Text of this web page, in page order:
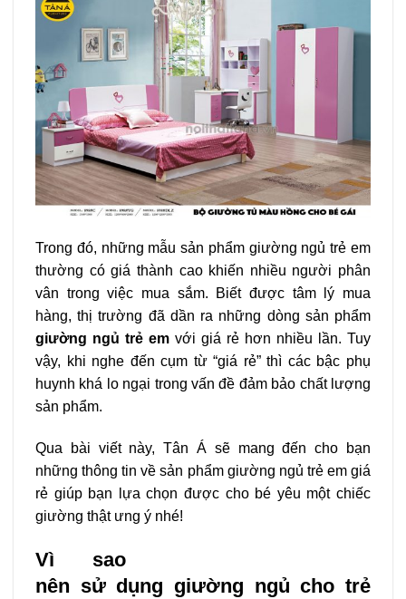
Trong đó, những mẫu sản phẩm giường ngủ trẻ em
thường có giá thành cao khiến nhiều người phân
vân trong việc mua sắm. Biết được tâm lý mua
hàng, thị trường đã dần ra những dòng sản phẩm
giường ngủ trẻ em với giá rẻ hơn nhiều lần. Tuy
vậy, khi nghe đến cụm từ “giá rẻ” thì các bậc phụ
huynh khá lo ngại trong vấn đề đảm bảo chất lượng
sản phẩm.
Qua bài viết này, Tân Á sẽ mang đến cho bạn
những thông tin về sản phẩm giường ngủ trẻ em giá
rẻ giúp bạn lựa chọn được cho bé yêu một chiếc
giường thật ưng ý nhé!
Vì sao
nên sử dụng giường ngủ cho trẻ